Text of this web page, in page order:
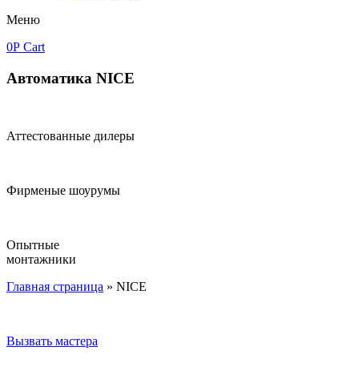
Меню
0Р Cart
Автоматика NICE
Аттестованные дилеры
Фирменые шоурумы
Опытные
монтажники
Главная страница » NICE
Вызвать мастера